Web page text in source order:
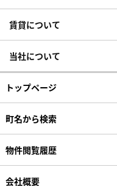
賃貸について
当社について
トップページ
町名から検索
物件閲覧履歴
会社概要